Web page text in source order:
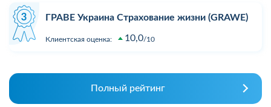
ГРАВЕ Украина Страхование жизни (GRAWE)
Клиентская оценка: 10,0 10
Полный рейтинг